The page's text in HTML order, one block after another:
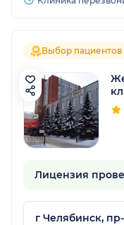
Выбор пациентов
Лицензия
г Челябинск,